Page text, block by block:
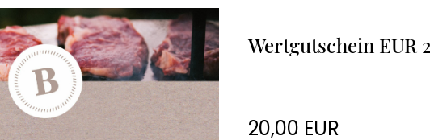
Wertgutschein EUR
20,00 EUR